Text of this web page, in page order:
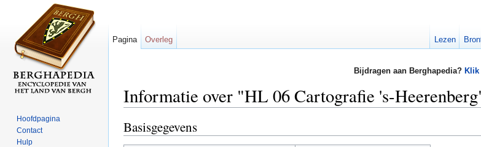
Bijdragen aan Berghapedia? Klik
Informatie over "HL 06 Cartografie 's-
Basisgegevens
Pagina Overleg Lezen
Hoofdpagina
Contact
Hulp